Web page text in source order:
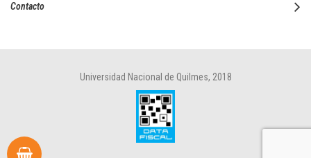
Contacto
Universidad Nacional de Quilmes, 2018